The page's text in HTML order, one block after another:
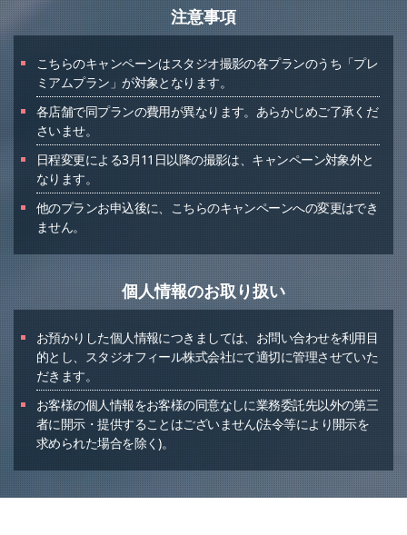
注意事項
こちらのキャンペーンはスタジオ撮影の各プランのうち「プレ
ミアムプラン」が対象となります。
各店舗で同プランの費用が異なります。あらかじめご了承くだ
さいませ。
日程変更による3月11日以降の撮影は、キャンペーン対象外と
なります。
他のプランお申込後に、こちらのキャンペーンへの変更はでき
ません。
個人情報のお取り扱い
お預かりした個人情報につきましては、お問い合わせを利用目
的とし、スタジオフィール株式会社にて適切に管理させていた
だきます。
お客様の個人情報をお客様の同意なしに業務委託先以外の第三
者に開示・提供することはございません(法令等により開示を
求められた場合を除く)。